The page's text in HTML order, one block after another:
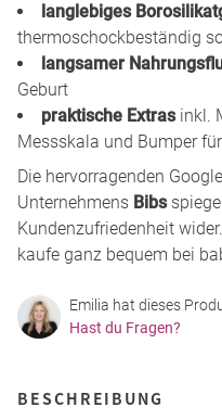
langlebiges
thermoschockbeständig
langsamer
Geburt
praktische Extrasinkl.
Messskala und Bumper
Die hervorragenden
Unternehmens Bibs
Kundenzufriedenheit
kaufe ganz bequem bei
Emilia hat dieses
Hast du Fragen?
BESCHREIBUNG